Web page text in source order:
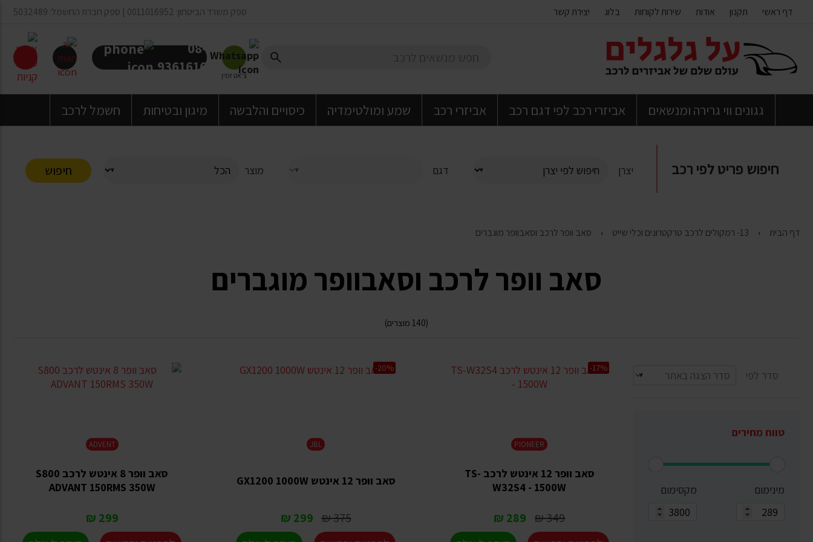
דף ראשי תקנון אודות שירות לקוחות בלוג יצירת קשר ספק משרד הביטחון: 0011016952 | ספק חברת החשמל: 5032489
צ'אט זמין
08-
9361616
גגונים ווי גרירה ומנשאים אביזרי רכב לפי דגם רכב אביזרי רכב שמע ומולטימדיה כיסויים והלבשה מיגון ובטיחות חשמל לרכב
חיפוש פריט לפי רכב יצרן דגם מוצר חיפוש
דף הבית 13- רמקולים לרכב טרקטרונים וכלי שייט סאב וופר לרכב וסאבוופר מוגברים
סאב וופר לרכב וסאבוופר מוגברים
(140 מוצרים)
סדר לפי
טווח מחירים
מינימום מקסימום
PIONEER
סאב וופר 12 אינטש לרכב TS-
W32S4 - 1500W
349 ₪
289 ₪
-17%
JBL
סאב וופר 12 אינטש GX1200 1000W
375 ₪
299 ₪
-20%
ADVENT
סאב וופר 8 אינטש לרכב S800
ADVANT 150RMS 350W
299 ₪